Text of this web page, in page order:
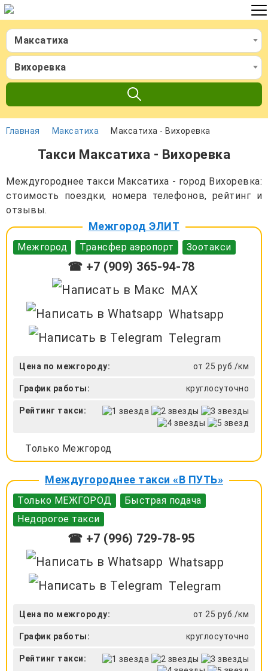
Максатиха
Вихоревка
Главная Максатиха Максатиха - Вихоревка
Такси Максатиха - Вихоревка
Междугороднее такси Максатиха - город Вихоревка:
стоимость поездки, номера телефонов, рейтинг и
отзывы.
Межгород ЭЛИТ
Межгород Трансфер аэропорт Зоотакси
☎ +7 (909) 365-94-78
MAX
Whatsapp
Telegram
Цена по межгороду: от 25 руб./км
График работы: круглосуточно
Рейтинг такси:
Только Межгород
Междугороднее такси «В ПУТЬ»
Только МЕЖГОРОД
Быстрая подача
Недорогое такси
☎ +7 (996) 729-78-95
Whatsapp
Telegram
Цена по межгороду: от 25 руб./км
График работы: круглосуточно
Рейтинг такси: